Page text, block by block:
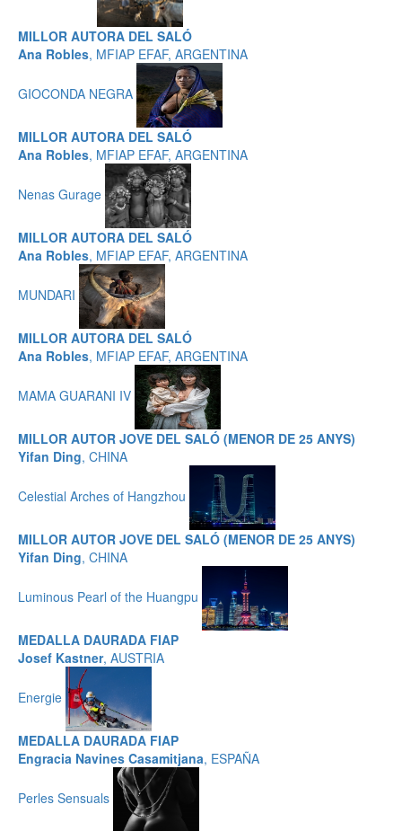
MILLOR AUTORA DEL SALÓ
Ana Robles, MFIAP EFAF, ARGENTINA
GIOCONDA NEGRA
MILLOR AUTORA DEL SALÓ
Ana Robles, MFIAP EFAF, ARGENTINA
Nenas Gurage
MILLOR AUTORA DEL SALÓ
Ana Robles, MFIAP EFAF, ARGENTINA
MUNDARI
MILLOR AUTORA DEL SALÓ
Ana Robles, MFIAP EFAF, ARGENTINA
MAMA GUARANI IV
MILLOR AUTOR JOVE DEL SALÓ (MENOR DE 25 ANYS)
Yifan Ding, CHINA
Celestial Arches of Hangzhou
MILLOR AUTOR JOVE DEL SALÓ (MENOR DE 25 ANYS)
Yifan Ding, CHINA
Luminous Pearl of the Huangpu
MEDALLA DAURADA FIAP
Josef Kastner, AUSTRIA
Energie
MEDALLA DAURADA FIAP
Engracia Navines Casamitjana, ESPAÑA
Perles Sensuals